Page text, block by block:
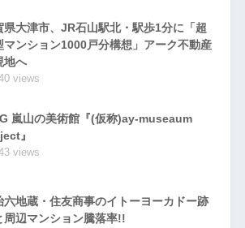
県大津市、JR石山駅北・駅歩1分に「超
マンション1000戸分構想」アーク不動産
地へ
views
嵐山の美術館『(仮称)ay-museaum
』
views
六地蔵・住友商事のイトーヨーカドー跡
周辺マンション騰落率!!